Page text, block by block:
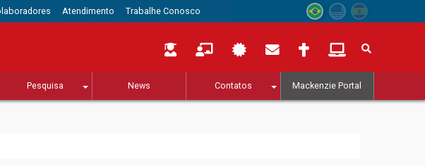
Atendimento Trabalhe Conosco
Pesquisa News Contatos Mackenzie Portal